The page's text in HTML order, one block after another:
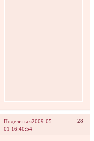
Поделиться 28
2009-05-
01 16:40:54